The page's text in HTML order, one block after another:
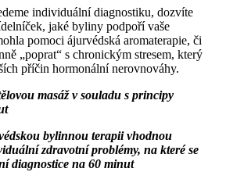
individuální diagnostiku, dozvíte
jaké byliny podpoří vaše
pomoci ájurvédská aromaterapie, či
„poprat“ s chronickým stresem, který
příčin hormonální nerovnováhy.
masáž v souladu s principy
bylinnou terapii vhodnou
zdravotní problémy, na které se
diagnostice na 60 minut